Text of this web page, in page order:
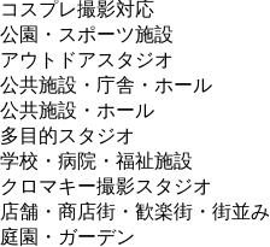
コスプレ撮影対応
公園・スポーツ施設
アウトドアスタジオ
公共施設・庁舎・ホール
公共施設・ホール
多目的スタジオ
学校・病院・福祉施設
クロマキー撮影スタジオ
店舗・商店街・歓楽街・街並み
庭園・ガーデン